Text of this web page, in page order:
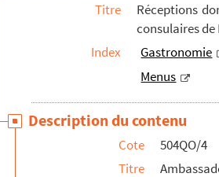
Titre
Réceptions
consulaires
Index
Gastronomie
Menus
Description du contenu
Cote
504QO/4
Titre